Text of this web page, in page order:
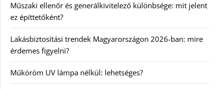
Műszaki ellenőr és generálkivitelező különbsége: mit jelent
ez építtetőként?
Lakásbiztosítási trendek Magyarországon 2026-ban: mire
érdemes figyelni?
Műköröm UV lámpa nélkül: lehetséges?